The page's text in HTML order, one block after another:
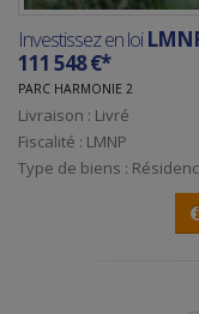
Investissez en loi
111 548 €*
PARC HARMONIE 2
Livraison : Livré
Fiscalité : LMNP
Type de biens :